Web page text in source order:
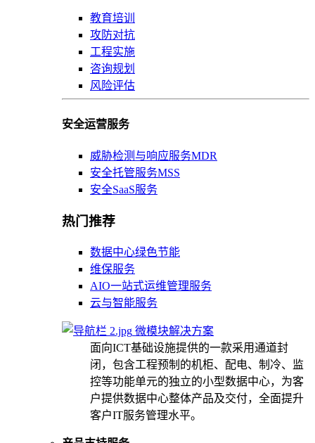
教育培训
攻防对抗
工程实施
咨询规划
风险评估
安全运营服务
威胁检测与响应服务MDR
安全托管服务MSS
安全SaaS服务
热门推荐
数据中心绿色节能
维保服务
AIO一站式运维管理服务
云与智能服务
微模块解决方案
面向ICT基础设施提供的一款采用通道封
闭，包含工程预制的机柜、配电、制冷、监
控等功能单元的独立的小型数据中心，为客
户提供数据中心整体产品及交付，全面提升
客户IT服务管理水平。